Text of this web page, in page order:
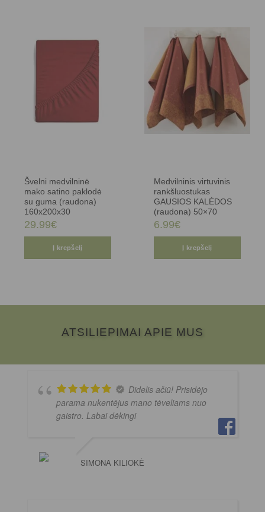
Švelni medvilninė
mako satino paklodė
su guma (raudona)
160x200x30
29.99€
Į krepšelį
Medvilninis virtuvinis
rankšluostukas
GAUSIOS KALĖDOS
(raudona) 50×70
6.99€
Į krepšelį
ATSILIEPIMAI APIE MUS
Didelis ačiū! Prisidėjo
parama nukentėjus mano tėveliams nuo
gaistro. Labai dėkingi
SIMONA KILIOKĖ